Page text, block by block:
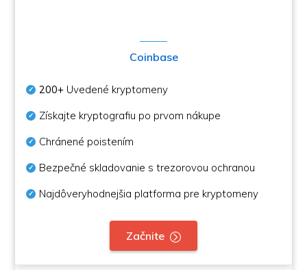
Coinbase
200+ Uvedené kryptomeny
Získajte kryptografiu po prvom nákupe
Chránené poistením
Bezpečné skladovanie s trezorovou ochranou
Najdôveryhodnejšia platforma pre kryptomeny
Začnite